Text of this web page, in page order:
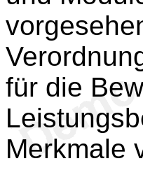
für die
Merkmale